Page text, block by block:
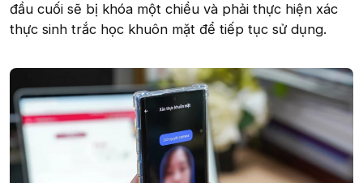
đầu cuối sẽ bị khóa một chiều và phải thực hiện xác
thực sinh trắc học khuôn mặt để tiếp tục sử dụng.